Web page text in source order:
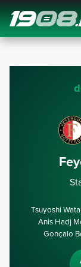
Navigation
Tsuyoshi
Anis Hadj
Gonçalo